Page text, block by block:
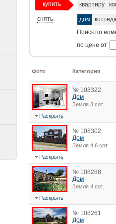
купить
снять
квартиру
дом
Поиск по
по цене от
Фото Категория
№ 108322
Дом
Земля 3 сот.
Раскрыть
№ 108302
Дом
Земля 4,6 сот.
Раскрыть
№ 108288
Дом
Земля 4 сот.
Раскрыть
№ 108261
Дом